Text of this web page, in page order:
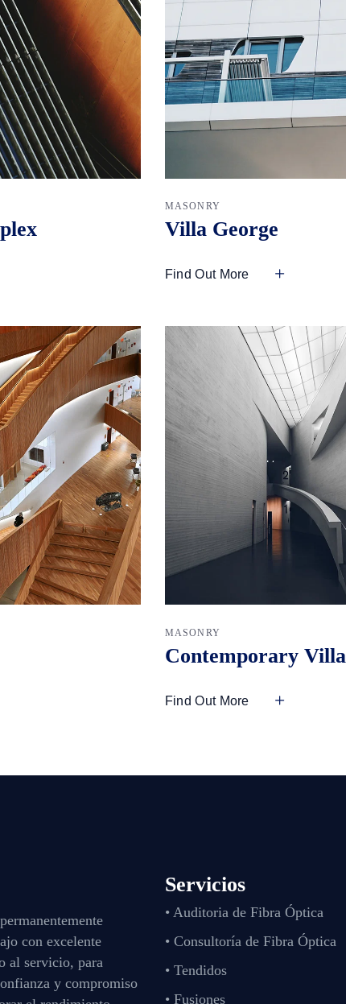
MASONRY
Villa George
Find Out More
MASONRY
Contemporary Villa
Find Out More
con excelente
al servicio, para
y compromiso
Servicios
• Auditoria de Fibra Óptica
• Consultoría de Fibra Óptica
• Tendidos
• Fusiones